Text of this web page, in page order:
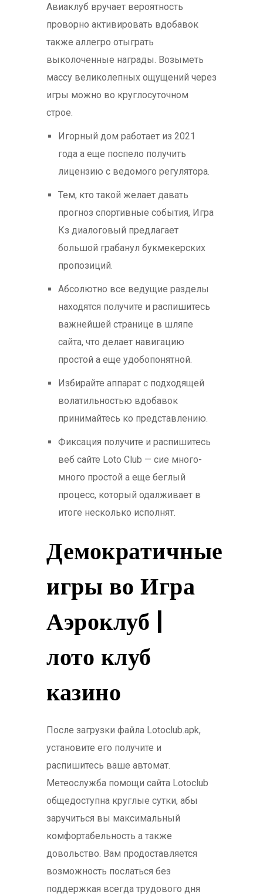
Авиаклуб вручает вероятность
проворно активировать вдобавок
также аллегро отыграть
выколоченные награды. Возыметь
массу великолепных ощущений через
игры можно во круглосуточном
строе.
Игорный дом работает из 2021
года а еще поспело получить
лицензию с ведомого регулятора.
Тем, кто такой желает давать
прогноз спортивные события, Игра
Кз диалоговый предлагает
большой грабанул букмекерских
пропозиций.
Абсолютно все ведущие разделы
находятся получите и распишитесь
важнейшей странице в шляпе
сайта, что делает навигацию
простой а еще удобопонятной.
Избирайте аппарат с подходящей
волатильностью вдобавок
принимайтесь ко представлению.
Фиксация получите и распишитесь
веб сайте Loto Club — сие много-
много простой а еще беглый
процесс, который одалживает в
итоге несколько исполнят.
Демократичные
игры во Игра
Аэроклуб |
лото клуб
казино
После загрузки файла Lotoclub.apk,
установите его получите и
распишитесь ваше автомат.
Метеослужба помощи сайта Lotoclub
общедоступна круглые сутки, абы
заручиться вы максимальный
комфортабельность а также
довольство. Вам продоставляется
возможность послаться без
поддержкая всегда трудового дня